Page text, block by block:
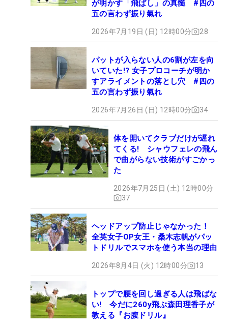
が明かす「飛ばし」の真髄 #四の
五の言わず振り氣れ
2026年7月19日 (日) 12時00分 28
パットが入らない人の6割が左を向
いていた!? 女子プロコーチが明か
すアライメントの落とし穴 #四の
五の言わず振り氣れ
2026年7月26日 (日) 12時00分 34
体を開いてクラブだけが遅れ
てくる! シャウフェレの飛ん
で曲がらない技術がすごかっ
た
2026年7月25日 (土) 12時00分
37
ヘッドアップ防止じゃなかった！
全英女子OP女王・桑木志帆がパッ
トドリルでスマホを使う本当の理由
2026年8月4日 (火) 12時00分 13
トップで腰を回し過ぎる人は飛ばな
い! 今だに260y飛ぶ森田理香子が
教える『お腹ドリル』